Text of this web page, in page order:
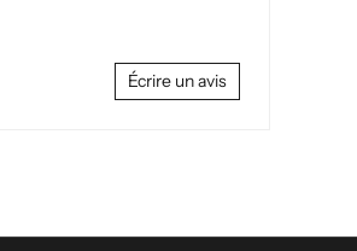
Écrire un avis